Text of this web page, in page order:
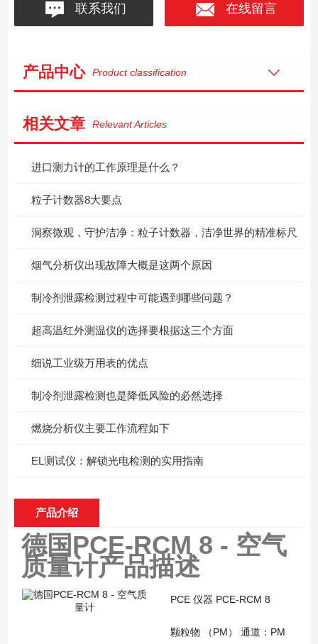
联系我们 在线留言
产品中心 Product classification
相关文章 Relevant Articles
进口测力计的工作原理是什么？
粒子计数器8大要点
洞察微观，守护洁净：粒子计数器，洁净世界的精准标尺
烟气分析仪出现故障大概是这两个原因
制冷剂泄露检测过程中可能遇到哪些问题？
超高温红外测温仪的选择要根据这三个方面
细说工业级万用表的优点
制冷剂泄露检测也是降低风险的必然选择
燃烧分析仪主要工作流程如下
EL测试仪：解锁光电检测的实用指南
产品介绍
德国PCE-RCM 8 - 空气
质量计产品描述
PCE 仪器 PCE-RCM 8
颗粒物 （PM） 通道：PM